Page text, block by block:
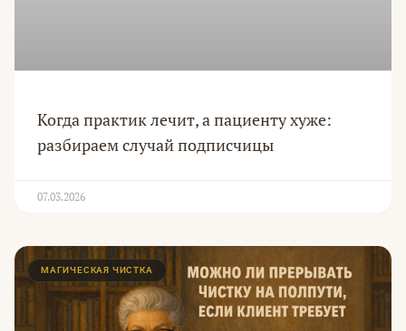
Когда практик лечит, а пациенту хуже:
разбираем случай подписчицы
07.03.2026
МАГИЧЕСКАЯ ЧИСТКА